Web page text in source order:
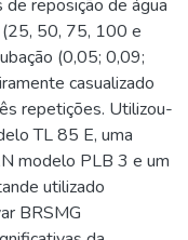
reposição de água
(25, 50, 75, 100 e
(0,05; 0,09;
casualizado
repetições. Utilizou-
TL 85 E, uma
modelo PLB 3 e um
utilizado
BRSMG